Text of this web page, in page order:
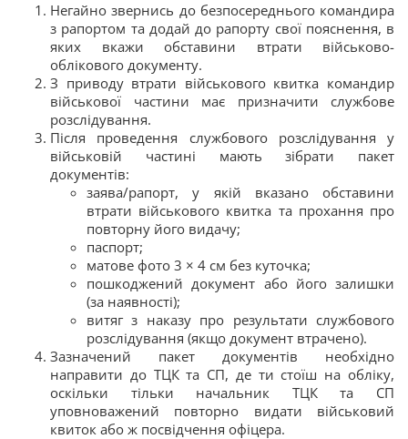
Негайно звернись до безпосереднього командира
з рапортом та додай до рапорту свої пояснення, в
яких вкажи обставини втрати військово-
облікового документу.
З приводу втрати військового квитка командир
військової частини має призначити службове
розслідування.
Після проведення службового розслідування у
військовій частині мають зібрати пакет
документів:
заява/рапорт, у якій вказано обставини
втрати військового квитка та прохання про
повторну його видачу;
паспорт;
матове фото 3 × 4 см без куточка;
пошкоджений документ або його залишки
(за наявності);
витяг з наказу про результати службового
розслідування (якщо документ втрачено).
Зазначений пакет документів необхідно
направити до ТЦК та СП, де ти стоїш на обліку,
оскільки тільки начальник ТЦК та СП
уповноважений повторно видати військовий
квиток або ж посвідчення офіцера.